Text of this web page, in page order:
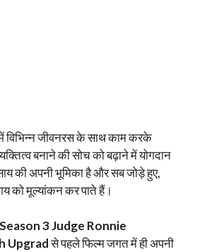
में विभिन्न जीवनरस के साथ काम करके
बनाने की सोच को बढ़ाने में योगदान
की अपनी भूमिका है और सब जोड़े हुए,
को मूल्यांकन कर पाते हैं।
3 Judge Ronnie
Upgradसे पहले फिल्म जगत में ही अपनी